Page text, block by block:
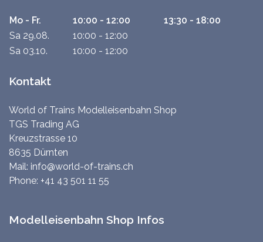
Mo - Fr. 10:00 - 12:00
13:30 - 18:00
Sa 29.08.
10:00 - 12:00
Sa 03.10.
10:00 - 12:00
Kontakt
World of Trains Modelleisenbahn Shop
TGS Trading AG
Kreuzstrasse 10
8635 Dürnten
Mail: info@world-of-trains.ch
Phone: +41 43 501 11 55
Modelleisenbahn Shop Infos